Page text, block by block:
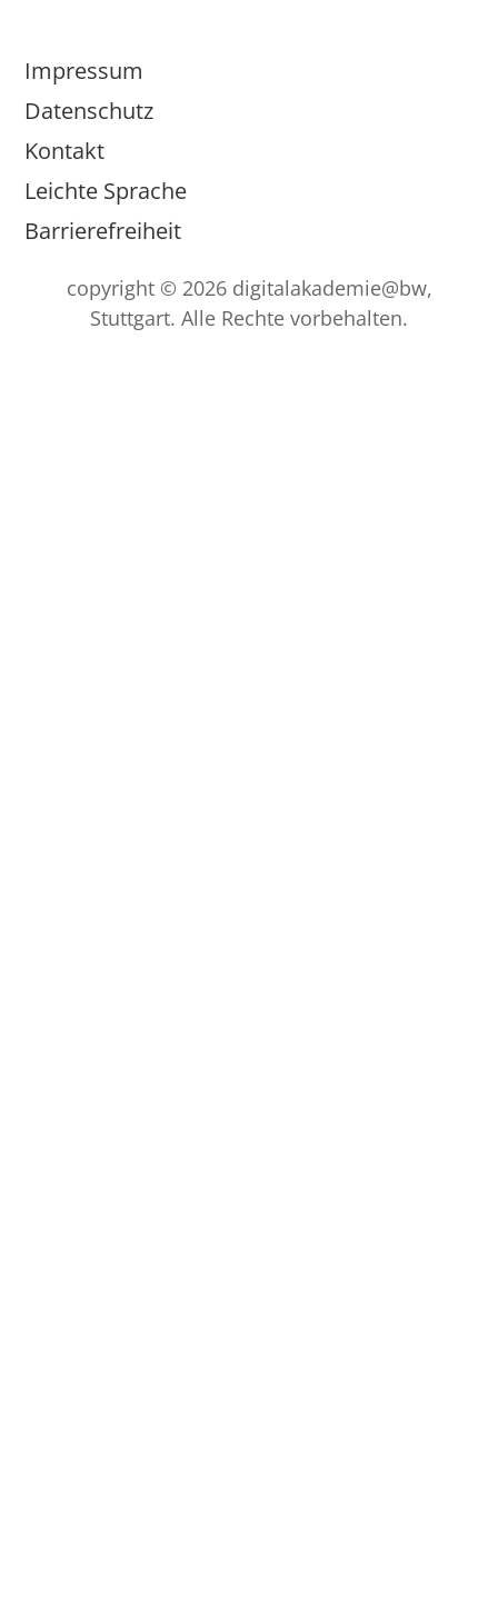
Impressum
Datenschutz
Kontakt
Leichte Sprache
Barrierefreiheit
copyright © 2026 digitalakademie@bw,
Stuttgart. Alle Rechte vorbehalten.